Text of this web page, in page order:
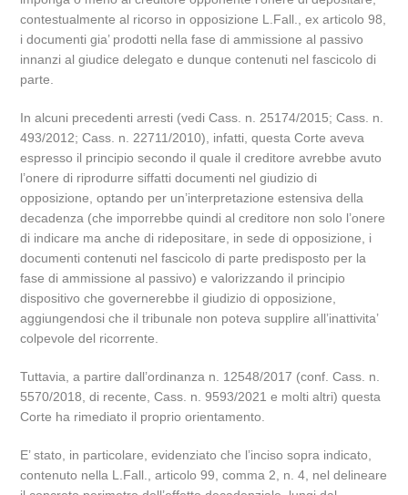
contestualmente al ricorso in opposizione L.Fall., ex articolo 98,
i documenti gia’ prodotti nella fase di ammissione al passivo
innanzi al giudice delegato e dunque contenuti nel fascicolo di
parte.
In alcuni precedenti arresti (vedi Cass. n. 25174/2015; Cass. n.
493/2012; Cass. n. 22711/2010), infatti, questa Corte aveva
espresso il principio secondo il quale il creditore avrebbe avuto
l’onere di riprodurre siffatti documenti nel giudizio di
opposizione, optando per un’interpretazione estensiva della
decadenza (che imporrebbe quindi al creditore non solo l’onere
di indicare ma anche di ridepositare, in sede di opposizione, i
documenti contenuti nel fascicolo di parte predisposto per la
fase di ammissione al passivo) e valorizzando il principio
dispositivo che governerebbe il giudizio di opposizione,
aggiungendosi che il tribunale non poteva supplire all’inattivita’
colpevole del ricorrente.
Tuttavia, a partire dall’ordinanza n. 12548/2017 (conf. Cass. n.
5570/2018, di recente, Cass. n. 9593/2021 e molti altri) questa
Corte ha rimediato il proprio orientamento.
E’ stato, in particolare, evidenziato che l’inciso sopra indicato,
contenuto nella L.Fall., articolo 99, comma 2, n. 4, nel delineare